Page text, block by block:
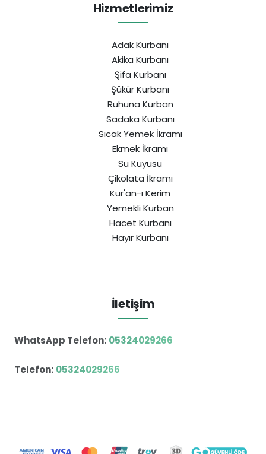
Hizmetlerimiz
Adak Kurbanı
Akika Kurbanı
Şifa Kurbanı
Şükür Kurbanı
Ruhuna Kurban
Sadaka Kurbanı
Sıcak Yemek İkramı
Ekmek İkramı
Su Kuyusu
Çikolata İkramı
Kur'an-ı Kerim
Yemekli Kurban
Hacet Kurbanı
Hayır Kurbanı
İletişim
WhatsApp Telefon: 05324029266
Telefon: 05324029266